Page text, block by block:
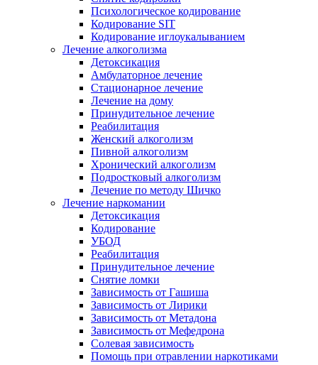
Психологическое кодирование
Кодирование SIT
Кодирование иглоукалыванием
Лечение алкоголизма
Детоксикация
Амбулаторное лечение
Стационарное лечение
Лечение на дому
Принудительное лечение
Реабилитация
Женский алкоголизм
Пивной алкоголизм
Хронический алкоголизм
Подростковый алкоголизм
Лечение по методу Шичко
Лечение наркомании
Детоксикация
Кодирование
УБОД
Реабилитация
Принудительное лечение
Снятие ломки
Зависимость от Гашиша
Зависимость от Лирики
Зависимость от Метадона
Зависимость от Мефедрона
Солевая зависимость
Помощь при отравлении наркотиками